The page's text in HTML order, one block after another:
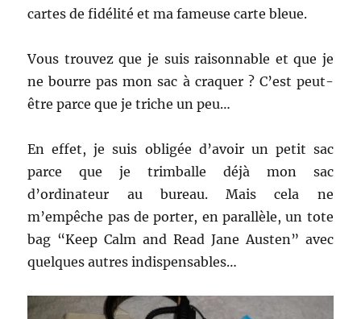
cartes de fidélité et ma fameuse carte bleue.
Vous trouvez que je suis raisonnable et que je
ne bourre pas mon sac à craquer ? C’est peut-
être parce que je triche un peu…
En effet, je suis obligée d’avoir un petit sac
parce que je trimballe déjà mon sac
d’ordinateur au bureau. Mais cela ne
m’empêche pas de porter, en parallèle, un tote
bag “Keep Calm and Read Jane Austen” avec
quelques autres indispensables…